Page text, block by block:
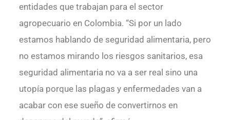
entidades que trabajan para el sector
agropecuario en Colombia. “Si por un lado
estamos hablando de seguridad alimentaria, pero
no estamos mirando los riesgos sanitarios, esa
seguridad alimentaria no va a ser real sino una
utopía porque las plagas y enfermedades van a
acabar con ese sueño de convertirnos en